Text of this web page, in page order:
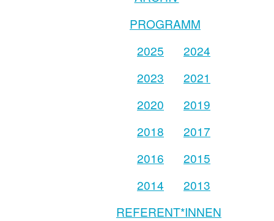
PROGRAMM
2025
2024
2023
2021
2020
2019
2018
2017
2016
2015
2014
2013
REFERENT*INNEN